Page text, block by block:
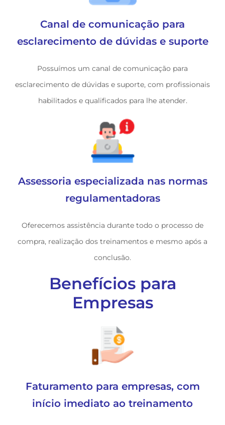
Canal de comunicação para
esclarecimento de dúvidas e suporte
Possuímos um canal de comunicação para
esclarecimento de dúvidas e suporte, com profissionais
habilitados e qualificados para lhe atender.
Assessoria especializada nas normas
regulamentadoras
Oferecemos assistência durante todo o processo de
compra, realização dos treinamentos e mesmo após a
conclusão.
Benefícios para
Empresas
Faturamento para empresas, com
início imediato ao treinamento